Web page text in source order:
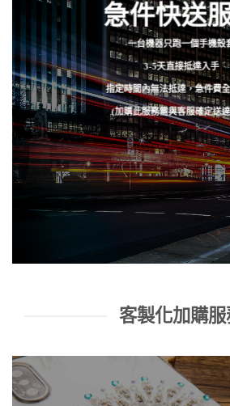
急件快送
一台機器只跑一個手機殼
3-5天直接抵達入手
指定時間內無法抵達，急件費
(加購此服務需與客服確定送
客製化加購服